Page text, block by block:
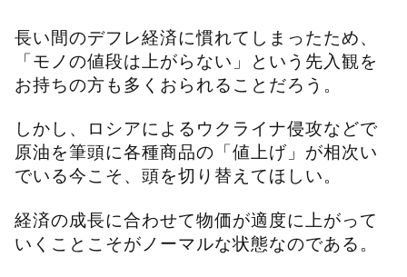
長い間のデフレ経済に慣れてしまったため、
「モノの値段は上がらない」という先入観を
お持ちの方も多くおられることだろう。
しかし、ロシアによるウクライナ侵攻などで
原油を筆頭に各種商品の「値上げ」が相次い
でいる今こそ、頭を切り替えてほしい。
経済の成長に合わせて物価が適度に上がって
いくことこそがノーマルな状態なのである。